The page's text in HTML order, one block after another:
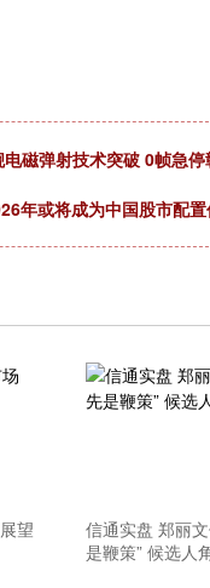
磁弹射技术突破 0帧急
年或将成为中国股市配
望
信通实盘 郑丽
是鞭策” 候选人